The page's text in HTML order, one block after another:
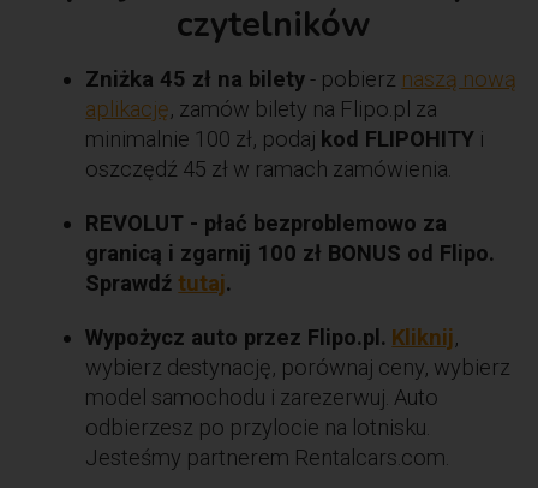
czytelników
Zniżka 45 zł na bilety - pobierz naszą nową
aplikację, zamów bilety na Flipo.pl za
minimalnie 100 zł, podaj kod FLIPOHITY i
oszczędź 45 zł w ramach zamówienia.
REVOLUT - płać bezproblemowo za
granicą i zgarnij 100 zł BONUS od Flipo.
Sprawdźtutaj.
Wypożycz auto przez Flipo.pl. Kliknij,
wybierz destynację, porównaj ceny, wybierz
model samochodu i zarezerwuj. Auto
odbierzesz po przylocie na lotnisku.
Jesteśmy partnerem Rentalcars.com.